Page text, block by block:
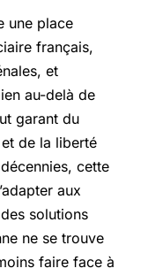
une place
français,
et
au-delà de
garant du
de la liberté
cette
aux
solutions
ne se trouve
faire face à